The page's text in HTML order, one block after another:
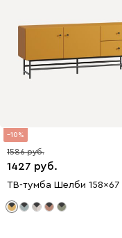
10
1427
1586
ТВ-тумба Шелби 158x67